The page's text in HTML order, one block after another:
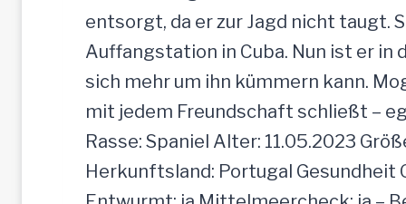
d
e
e
i
n
f
a
entsorgt, da er zur Jagd nicht taugt.
Auffangstation in Cuba. Nun ist er in
sich mehr um ihn kümmern kann.
mit jedem Freundschaft schließt –
Rasse: Spaniel Alter: 11.05.2023
Herkunftsland: Portugal Gesundheit